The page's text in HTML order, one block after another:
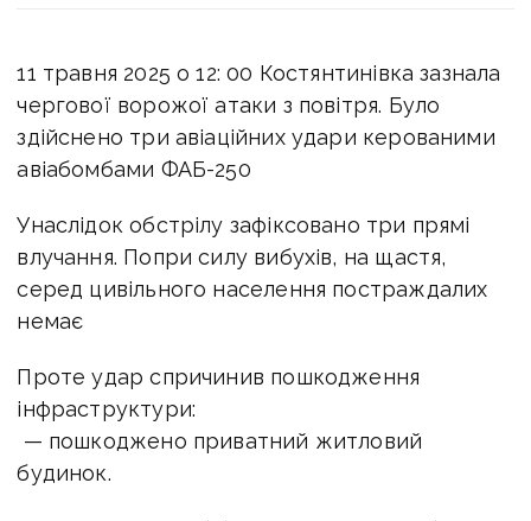
11 травня 2025 о 12: 00 Костянтинівка зазнала
чергової ворожої атаки з повітря. Було
здійснено три авіаційних удари керованими
авіабомбами ФАБ-250
Унаслідок обстрілу зафіксовано три прямі
влучання. Попри силу вибухів, на щастя,
серед цивільного населення постраждалих
немає
Проте удар спричинив пошкодження
інфраструктури:
— пошкоджено приватний житловий
будинок.